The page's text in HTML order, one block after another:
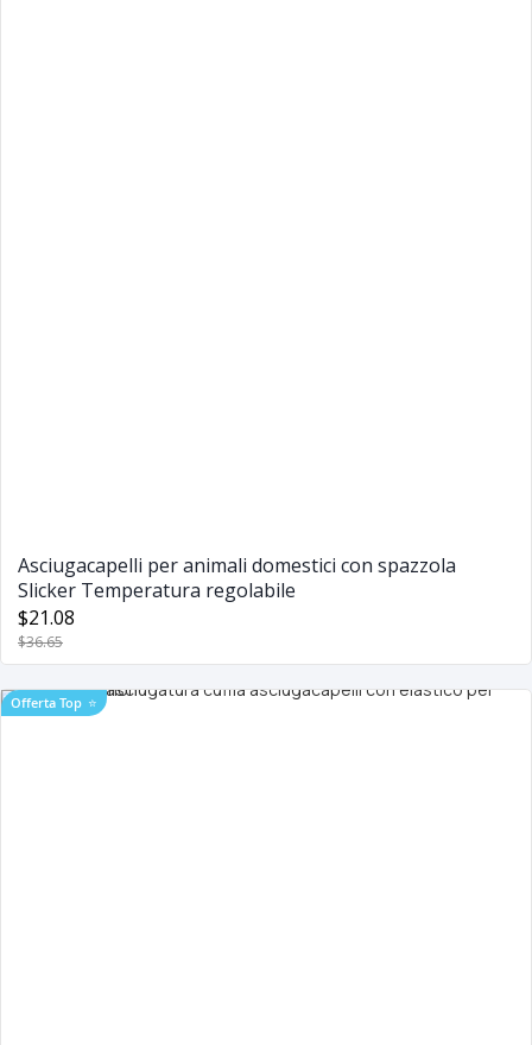
Asciugacapelli per animali domestici con spazzola
Slicker Temperatura regolabile
$21.08
$36.65
Offerta Top ⭐